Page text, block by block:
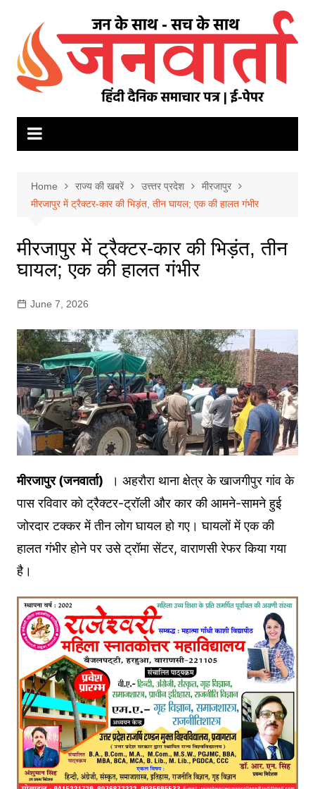
content
Home राज्य की खबरें उत्त्तर प्रदेश
मीरजापुर
मीरजापुर में ट्रैक्टर-कार की भिड़ंत, तीन घायल; एक की हालत गंभीर
मीरजापुर में ट्रैक्टर-कार की भिड़ंत, तीन
घायल; एक की हालत गंभीर
June 7, 2026
मीरजापुर (जनवार्ता) । अहरौरा थाना क्षेत्र के खाजगीपुर गांव के
पास रविवार को ट्रैक्टर-ट्रॉली और कार की आमने-सामने हुई
जोरदार टक्कर में तीन लोग घायल हो गए। घायलों में एक की
हालत गंभीर होने पर उसे ट्रॉमा सेंटर, वाराणसी रेफर किया गया
है।